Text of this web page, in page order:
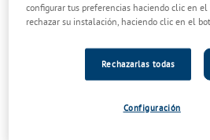
dentales y orales que puedan aparecer
ello contamos con servicios
principales procedimientos
Tratamiento Periodontal Rutinario
configurar tus preferencias haciendo clic en el
rechazar su instalación, haciendo clic en el
Rechazarlas todas
Configuración